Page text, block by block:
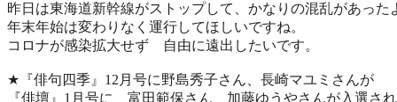
昨日は東海道新幹線がストップして、かなりの混乱があった
年末年始は変わりなく運行してほしいですね。
コロナが感染拡大せず 自由に遠出したいです。
★『俳句四季』12月号に野島秀子さん、長崎マユミさんが
『俳壇』1月号に 富田範保さん 加藤ゆうやさんが入選さ